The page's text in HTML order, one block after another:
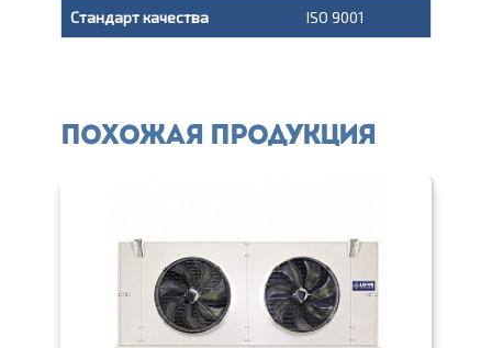
Стандарт качества ISO 9001
Похожая продукция